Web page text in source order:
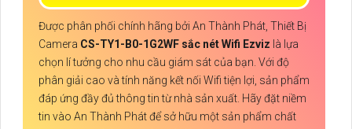
Được phân phối chính hãng bởi An Thành Phát, Thiết Bị
Camera CS-TY1-B0-1G2WF sắc nét Wifi Ezviz là lựa
chọn lí tưởng cho nhu cầu giám sát của bạn. Với độ
phân giải cao và tính năng kết nối Wifi tiện lợi, sản phẩm
đáp ứng đầy đủ thông tin từ nhà sản xuất. Hãy đặt niềm
tin vào An Thành Phát để sở hữu một sản phẩm chất